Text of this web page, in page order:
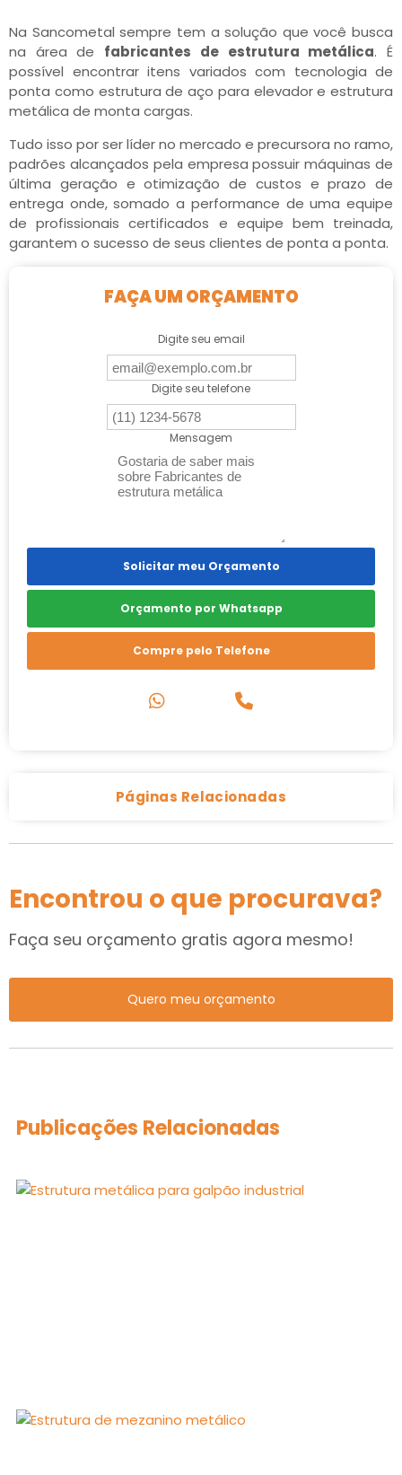
Na Sancometal sempre tem a solução que você busca
na área de fabricantes de estrutura metálica. É
possível encontrar itens variados com tecnologia de
ponta como estrutura de aço para elevador e estrutura
metálica de monta cargas.
Tudo isso por ser líder no mercado e precursora no ramo,
padrões alcançados pela empresa possuir máquinas de
última geração e otimização de custos e prazo de
entrega onde, somado a performance de uma equipe
de profissionais certificados e equipe bem treinada,
garantem o sucesso de seus clientes de ponta a ponta.
FAÇA UM ORÇAMENTO
Digite seu email
Digite seu telefone
Mensagem
Solicitar meu Orçamento
Orçamento por Whatsapp
Compre pelo Telefone
Páginas Relacionadas
Encontrou o que procurava?
Faça seu orçamento gratis agora mesmo!
Quero meu orçamento
Publicações Relacionadas